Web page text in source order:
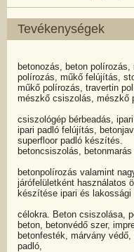
Tevékenységek
betonozás, beton polírozás,
polírozás, műkő felújítás,
műkő polírozás, travertin
mészkő csiszolás, mészkő
csiszológép bérbeadás,
ipari padló felújítás,
superfloor padló készítés.
betoncsiszolás, betonmarás
betonpolírozás valamint
járófelületként használatos
készítése ipari és lakossági
célokra. Beton csiszolása,
beton, betonvédő szer,
betonfesték, márvány védő,
padló,